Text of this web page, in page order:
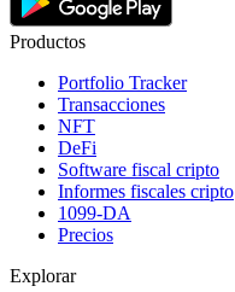
Productos
Portfolio Tracker
Transacciones
NFT
DeFi
Software fiscal cripto
Informes fiscales cripto
1099-DA
Precios
Explorar